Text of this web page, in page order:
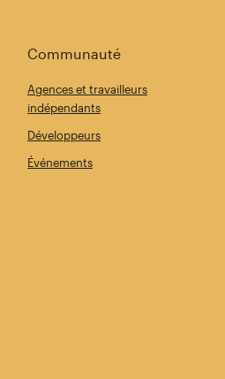
Communauté
Agences et travailleurs
indépendants
Développeurs
Événements